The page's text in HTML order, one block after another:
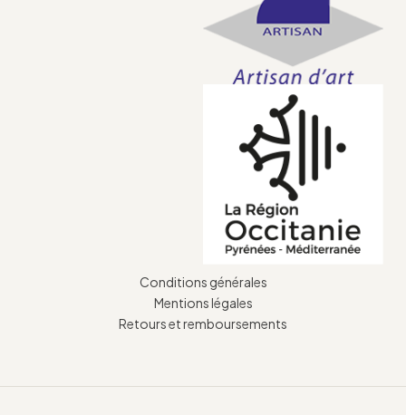
Conditions générales
Mentions légales
Retours et remboursements